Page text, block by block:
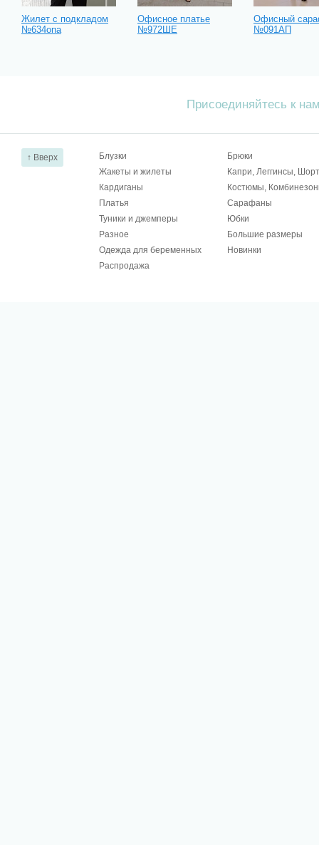
Жилет с подкладом
№634опа
Офисное платье
№972ШЕ
Офисный
№091АП
Присоединяйтесь к
↑ Вверх Блузки
Брюки
Жакеты и жилеты
Капри, Леггинсы,
Кардиганы
Костюмы,
Платья
Сарафаны
Туники и джемперы
Юбки
Разное
Большие размеры
Одежда для беременных
Новинки
Распродажа